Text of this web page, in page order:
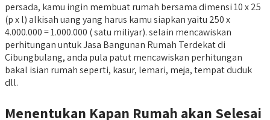
persada, kamu ingin membuat rumah bersama dimensi 10 x 25
(p x l) alkisah uang yang harus kamu siapkan yaitu 250 x
4.000.000 = 1.000.000 ( satu miliyar). selain mencawiskan
perhitungan untuk Jasa Bangunan Rumah Terdekat di
Cibungbulang, anda pula patut mencawiskan perhitungan
bakal isian rumah seperti, kasur, lemari, meja, tempat duduk
dll.
Menentukan Kapan Rumah akan Selesai